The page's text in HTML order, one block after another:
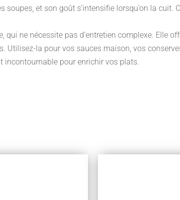
et son goût s’intensifie lorsqu’on la cuit.
ne nécessite pas d’entretien complexe. Elle
Utilisez-la pour vos sauces maison, vos
incontournable pour enrichir vos plats.